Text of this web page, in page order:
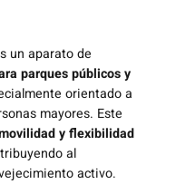
un aparato de
parques públicos y
orientado a
mayores. Este
y flexibilidad
al
activo.